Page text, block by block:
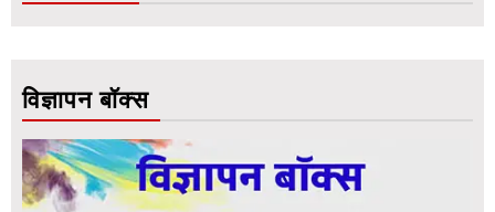
विज्ञापन बॉक्स